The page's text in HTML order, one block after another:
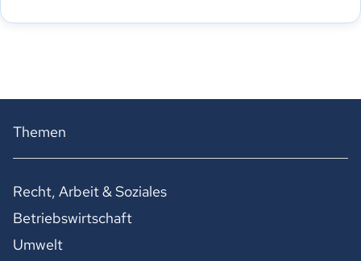
Themen
Recht, Arbeit & Soziales
Betriebswirtschaft
Umwelt